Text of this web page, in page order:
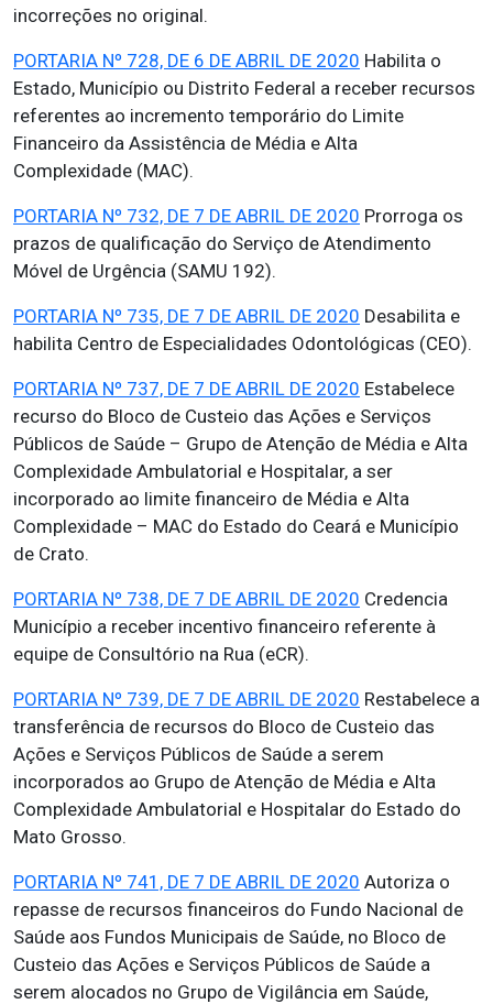
incorreções no original.
PORTARIA Nº 728, DE 6 DE ABRIL DE 2020 Habilita o
Estado, Município ou Distrito Federal a receber recursos
referentes ao incremento temporário do Limite
Financeiro da Assistência de Média e Alta
Complexidade (MAC).
PORTARIA Nº 732, DE 7 DE ABRIL DE 2020 Prorroga os
prazos de qualificação do Serviço de Atendimento
Móvel de Urgência (SAMU 192).
PORTARIA Nº 735, DE 7 DE ABRIL DE 2020 Desabilita e
habilita Centro de Especialidades Odontológicas (CEO).
PORTARIA Nº 737, DE 7 DE ABRIL DE 2020 Estabelece
recurso do Bloco de Custeio das Ações e Serviços
Públicos de Saúde – Grupo de Atenção de Média e Alta
Complexidade Ambulatorial e Hospitalar, a ser
incorporado ao limite financeiro de Média e Alta
Complexidade – MAC do Estado do Ceará e Município
de Crato.
PORTARIA Nº 738, DE 7 DE ABRIL DE 2020 Credencia
Município a receber incentivo financeiro referente à
equipe de Consultório na Rua (eCR).
PORTARIA Nº 739, DE 7 DE ABRIL DE 2020 Restabelece a
transferência de recursos do Bloco de Custeio das
Ações e Serviços Públicos de Saúde a serem
incorporados ao Grupo de Atenção de Média e Alta
Complexidade Ambulatorial e Hospitalar do Estado do
Mato Grosso.
PORTARIA Nº 741, DE 7 DE ABRIL DE 2020 Autoriza o
repasse de recursos financeiros do Fundo Nacional de
Saúde aos Fundos Municipais de Saúde, no Bloco de
Custeio das Ações e Serviços Públicos de Saúde a
serem alocados no Grupo de Vigilância em Saúde,